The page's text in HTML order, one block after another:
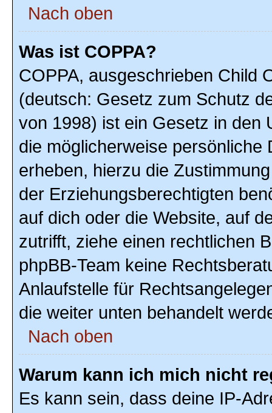
Nach oben
Was ist COPPA?
COPPA, ausgeschrieben Child
(deutsch: Gesetz zum Schutz
von 1998) ist ein Gesetz in den
die möglicherweise
erheben, hierzu die
der Erziehungsberechtigten
auf dich oder die Website, auf
zutrifft, ziehe einen rechtlichen
phpBB-Team keine
Anlaufstelle für
die weiter unten behandelt
Nach oben
Warum kann ich mich nicht
Es kann sein, dass deine IP-